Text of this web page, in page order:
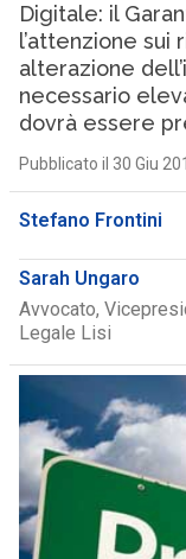
Digitale: il
l’attenzione sui
alterazione
necessario
dovrà essere
Pubblicato il 30 Giu
Stefano Frontini
Sarah Ungaro
Avvocato,
Legale Lisi